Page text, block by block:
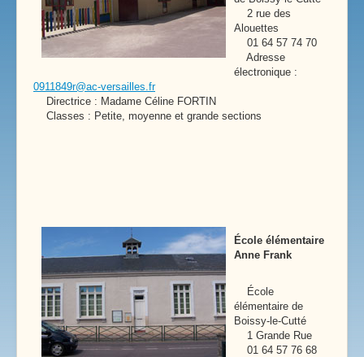
2 rue des
Alouettes
01 64 57 74 70
Adresse
électronique :
0911849r@ac-versailles.fr
Directrice : Madame Céline FORTIN
Classes : Petite, moyenne et grande sections
École élémentaire
Anne Frank
École
élémentaire de
Boissy-le-Cutté
1 Grande Rue
01 64 57 76 68